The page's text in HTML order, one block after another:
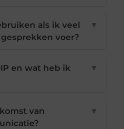
als ik veel
voer?
▼
en wat heb ik
▼
van
▼